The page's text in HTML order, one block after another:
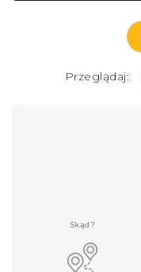
Przeglądaj:
Skąd?